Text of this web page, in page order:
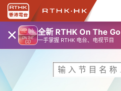
× 全新 RTHK On The Go
一手掌握 RTHK 电台、电视节目